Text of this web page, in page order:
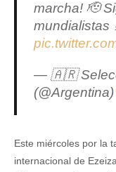
marcha! 🫡
mundialistas
— 🇦🇷
(@Argentina)
Este miércoles por la
internacional de